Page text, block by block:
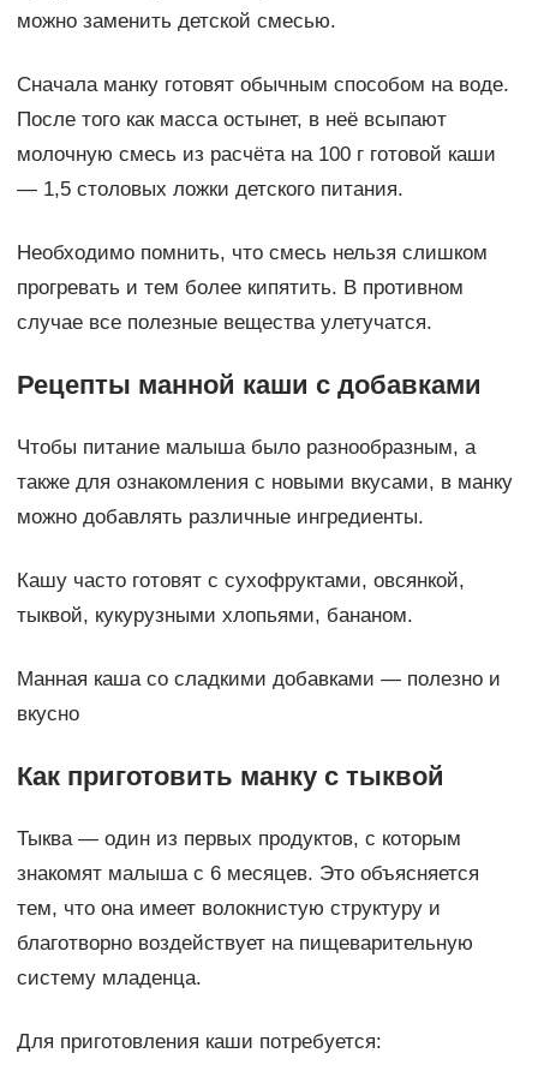
можно заменить детской смесью.
Сначала манку готовят обычным способом на воде.
После того как масса остынет, в неё всыпают
молочную смесь из расчёта на 100 г готовой каши
— 1,5 столовых ложки детского питания.
Необходимо помнить, что смесь нельзя слишком
прогревать и тем более кипятить. В противном
случае все полезные вещества улетучатся.
Рецепты манной каши с добавками
Чтобы питание малыша было разнообразным, а
также для ознакомления с новыми вкусами, в манку
можно добавлять различные ингредиенты.
Кашу часто готовят с сухофруктами, овсянкой,
тыквой, кукурузными хлопьями, бананом.
Манная каша со сладкими добавками — полезно и
вкусно
Как приготовить манку с тыквой
Тыква — один из первых продуктов, с которым
знакомят малыша с 6 месяцев. Это объясняется
тем, что она имеет волокнистую структуру и
благотворно воздействует на пищеварительную
систему младенца.
Для приготовления каши потребуется: